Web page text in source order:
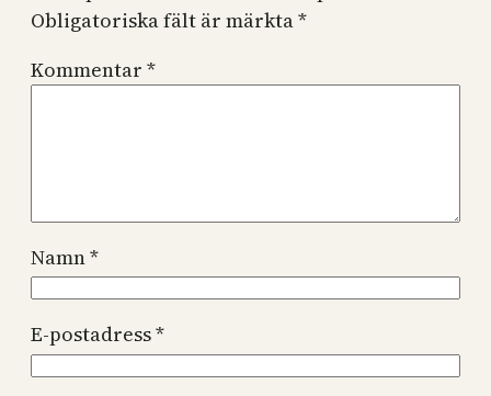
Obligatoriska fält är märkta*
Kommentar *
Namn*
E-postadress*